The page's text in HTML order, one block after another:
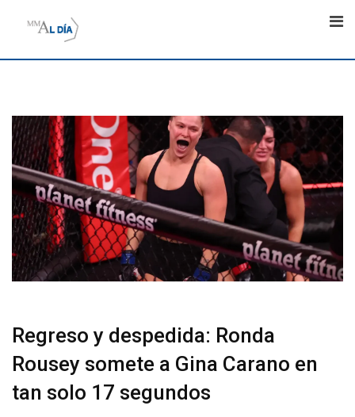
Regreso y despedida: Ronda
Rousey somete a Gina Carano en
tan solo 17 segundos